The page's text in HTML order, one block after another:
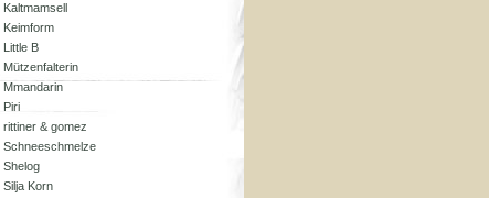
Kaltmamsell
Keimform
Little B
Mützenfalterin
Mmandarin
Piri
rittiner & gomez
Schneeschmelze
Shelog
Silja Korn